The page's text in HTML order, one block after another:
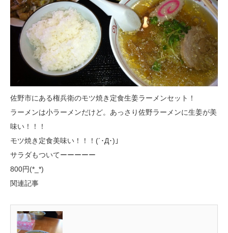
佐野市にある権兵衛のモツ焼き定食生姜ラーメンセット！
ラーメンは小ラーメンだけど。あっさり佐野ラーメンに生姜が美
味い！！！
モツ焼き定食美味い！！！(´･Д･)」
サラダもついてーーーーー
800円(*_*)
関連記事